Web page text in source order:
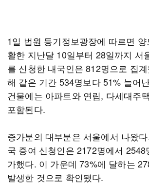
1일 법원 등기정보광장에 따르면
활한 지난달 10일부터 28일까지 서
를 신청한 내국인은 812명으로 집
해 같은 기간 534명보다 51% 늘어
건물에는 아파트와 연립, 다세대주
포함된다.
증가분의 대부분은 서울에서 나왔
국 증여 신청인은 2172명에서
가했다. 이 가운데 73%에 달하는
발생한 것으로 확인됐다.